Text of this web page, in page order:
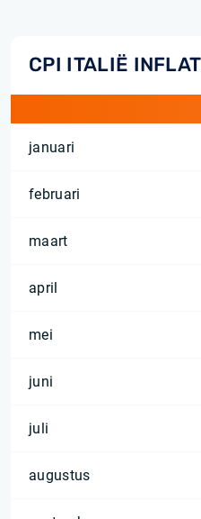
CPI ITALIË
januari
februari
maart
april
mei
juni
juli
augustus